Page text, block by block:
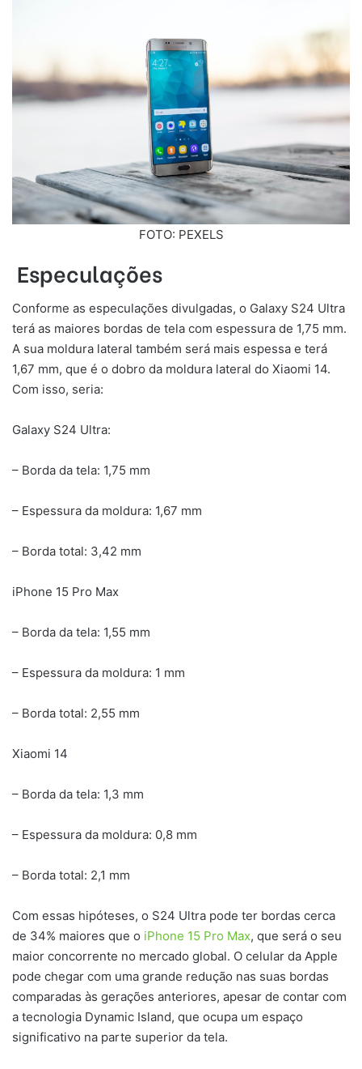
FOTO: PEXELS
Especulações
Conforme as especulações divulgadas, o Galaxy S24 Ultra
terá as maiores bordas de tela com espessura de 1,75 mm.
A sua moldura lateral também será mais espessa e terá
1,67 mm, que é o dobro da moldura lateral do Xiaomi 14.
Com isso, seria:
Galaxy S24 Ultra:
– Borda da tela: 1,75 mm
– Espessura da moldura: 1,67 mm
– Borda total: 3,42 mm
iPhone 15 Pro Max
– Borda da tela: 1,55 mm
– Espessura da moldura: 1 mm
– Borda total: 2,55 mm
Xiaomi 14
– Borda da tela: 1,3 mm
– Espessura da moldura: 0,8 mm
– Borda total: 2,1 mm
Com essas hipóteses, o S24 Ultra pode ter bordas cerca
de 34% maiores que o iPhone 15 Pro Max, que será o seu
maior concorrente no mercado global. O celular da Apple
pode chegar com uma grande redução nas suas bordas
comparadas às gerações anteriores, apesar de contar com
a tecnologia Dynamic Island, que ocupa um espaço
significativo na parte superior da tela.